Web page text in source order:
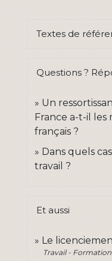
Textes de
Questions ?
Un
France a-t-il les
français ?
Dans quels
travail ?
Et aussi
Le
Travail - Formation